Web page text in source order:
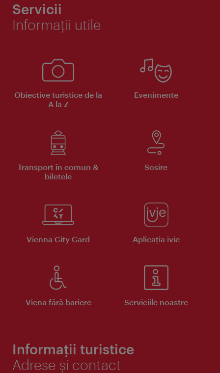
Servicii
Informaţii utile
Obiective turistice de la
A la Z
Evenimente
Transport în comun &
biletele
Sosire
Vienna City Card Aplicaţia ivie
Viena fără bariere Serviciile noastre
Informații turistice
Adrese și contact